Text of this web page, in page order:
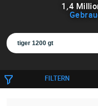
1 ,4
FILTERN